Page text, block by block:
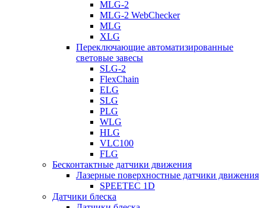
MLG-2
MLG-2 WebChecker
MLG
XLG
Переключающие автоматизированные
световые завесы
SLG-2
FlexChain
ELG
SLG
PLG
WLG
HLG
VLC100
FLG
Бесконтактные датчики движения
Лазерные поверхностные датчики движения
SPEETEC 1D
Датчики блеска